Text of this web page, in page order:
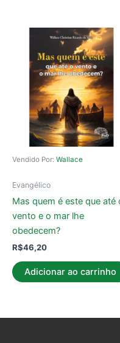
Vendido Por: Wallace
Evangélico
Mas quem é este que até
vento e o mar lhe
obedecem?
R$46,20
Adicionar ao carrinho